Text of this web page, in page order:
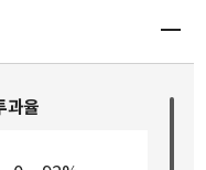
과율